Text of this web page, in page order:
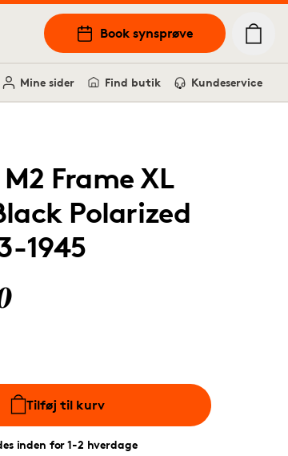
Book synsprøve
Mine sider Find butik Kundeservice
Frame XL
Polarized
1945
Tilføj til kurv
inden for 1-2 hverdage